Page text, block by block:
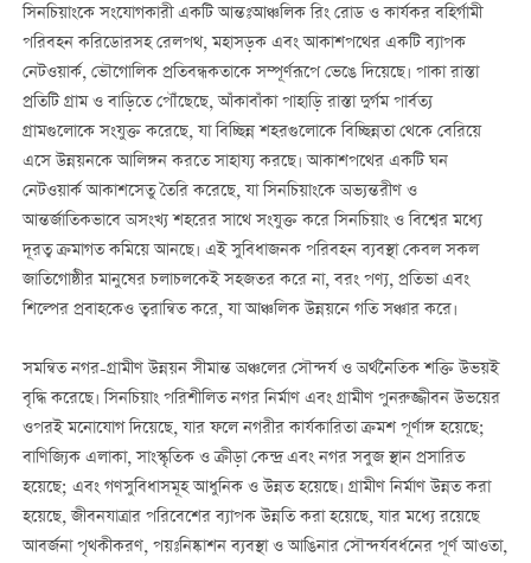
সিনচিয়াংকে সংযোগকারী একটি আন্তঃআঞ্চলিক রিং রোড ও কার্যকর বহির্গামী
পরিবহন করিডোরসহ রেলপথ, মহাসড়ক এবং আকাশপথের একটি ব্যাপক
নেটওয়ার্ক, ভৌগোলিক প্রতিবন্ধকতাকে সম্পূর্ণরূপে ভেঙে দিয়েছে। পাকা রাস্তা
প্রতিটি গ্রাম ও বাড়িতে পৌঁছেছে, আঁকাবাঁকা পাহাড়ি রাস্তা দুর্গম পার্বত্য
গ্রামগুলোকে সংযুক্ত করেছে, যা বিচ্ছিন্ন শহরগুলোকে বিচ্ছিন্নতা থেকে বেরিয়ে
এসে উন্নয়নকে আলিঙ্গন করতে সাহায্য করছে। আকাশপথের একটি ঘন
নেটওয়ার্ক আকাশসেতু তৈরি করেছে, যা সিনচিয়াংকে অভ্যন্তরীণ ও
আন্তর্জাতিকভাবে অসংখ্য শহরের সাথে সংযুক্ত করে সিনচিয়াং ও বিশ্বের মধ্যে
দূরত্ব ক্রমাগত কমিয়ে আনছে। এই সুবিধাজনক পরিবহন ব্যবস্থা কেবল সকল
জাতিগোষ্ঠীর মানুষের চলাচলকেই সহজতর করে না, বরং পণ্য, প্রতিভা এবং
শিল্পের প্রবাহকেও ত্বরান্বিত করে, যা আঞ্চলিক উন্নয়নে গতি সঞ্চার করে।
সমন্বিত নগর-গ্রামীণ উন্নয়ন সীমান্ত অঞ্চলের সৌন্দর্য ও অর্থনৈতিক শক্তি উভয়ই
বৃদ্ধি করেছে। সিনচিয়াং পরিশীলিত নগর নির্মাণ এবং গ্রামীণ পুনরুজ্জীবন উভয়ের
ওপরই মনোযোগ দিয়েছে, যার ফলে নগরীর কার্যকারিতা ক্রমশ পূর্ণাঙ্গ হয়েছে;
বাণিজ্যিক এলাকা, সাংস্কৃতিক ও ক্রীড়া কেন্দ্র এবং নগর সবুজ স্থান প্রসারিত
হয়েছে; এবং গণসুবিধাসমূহ আধুনিক ও উন্নত হয়েছে। গ্রামীণ নির্মাণ উন্নত করা
হয়েছে, জীবনযাত্রার পরিবেশের ব্যাপক উন্নতি করা হয়েছে, যার মধ্যে রয়েছে
আবর্জনা পৃথকীকরণ, পয়ঃনিষ্কাশন ব্যবস্থা ও আঙিনার সৌন্দর্যবর্ধনের পূর্ণ আওতা,